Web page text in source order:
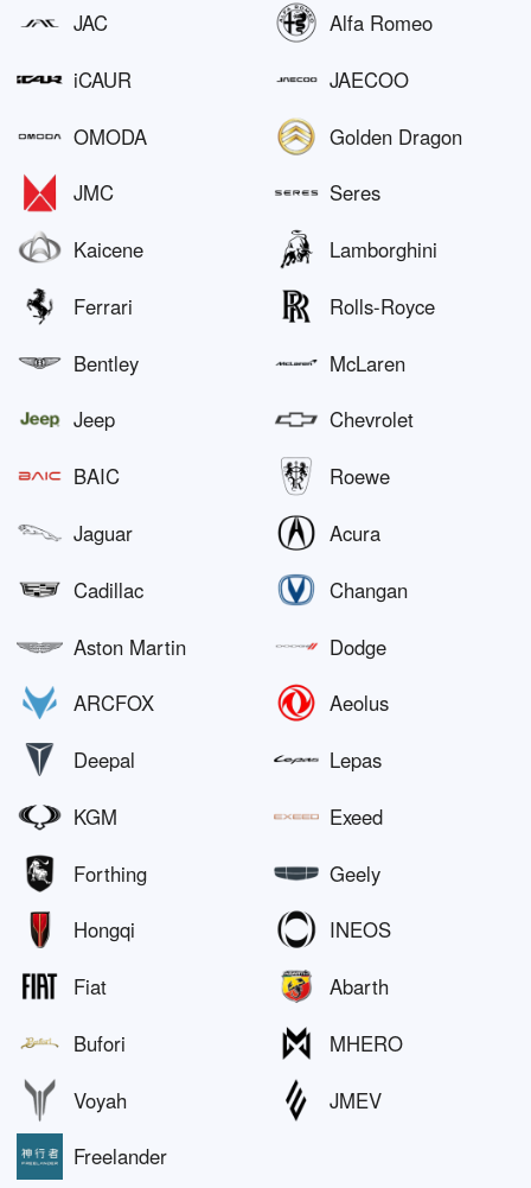
JAC
Alfa Romeo
iCAUR
JAECOO
OMODA
Golden Dragon
JMC
Seres
Kaicene
Lamborghini
Ferrari
Rolls-Royce
Bentley
McLaren
Jeep
Chevrolet
BAIC
Roewe
Jaguar
Acura
Cadillac
Changan
Aston Martin
Dodge
ARCFOX
Aeolus
Deepal
Lepas
KGM
Exeed
Forthing
Geely
Hongqi
INEOS
Fiat
Abarth
Bufori
MHERO
Voyah
JMEV
Freelander